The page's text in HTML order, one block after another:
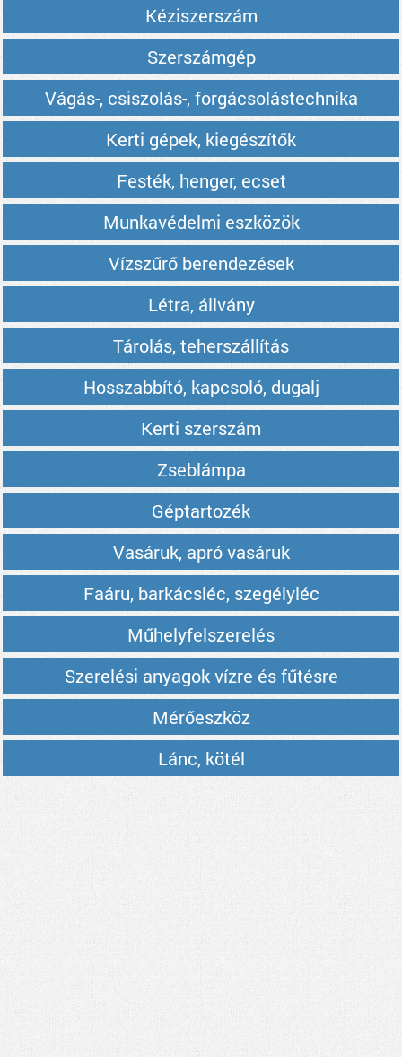
Kéziszerszám
Szerszámgép
Vágás-, csiszolás-, forgácsolástechnika
Kerti gépek, kiegészítők
Festék, henger, ecset
Munkavédelmi eszközök
Vízszűrő berendezések
Létra, állvány
Tárolás, teherszállítás
Hosszabbító, kapcsoló, dugalj
Kerti szerszám
Zseblámpa
Géptartozék
Vasáruk, apró vasáruk
Faáru, barkácsléc, szegélyléc
Műhelyfelszerelés
Szerelési anyagok vízre és fűtésre
Mérőeszköz
Lánc, kötél